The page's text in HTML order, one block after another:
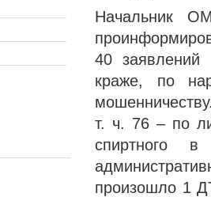
Начальник
40
краже, по
т. ч. 76 – по
спиртного
произошло 1